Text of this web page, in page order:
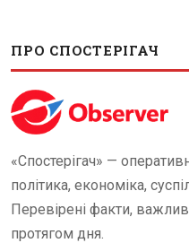
ПРО СПОСТЕРІГАЧ
«Спостерігач» —
політика, економіка,
Перевірені факти,
протягом дня.